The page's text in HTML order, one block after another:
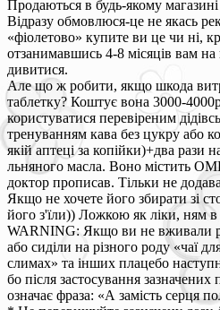
Продаються в будь-якому
Відразу обмовлюся-це не якась
«фіолетово» купите ви це чи ні,
отзанимавшись 4-8 місяців вам на
дивитися.
Але що ж робити, якщо шкода
таблетку? Коштує вона 3000-
користуватися перевіреним
тренуванням кава без цукру або
якій аптеці за копійки)+два рази
льняного масла. Воно містить
доктор прописав. Тільки не
Якщо не хочете його збирати зі
його з'їли)) Ложкою як ліки, ням в
WARNING: Якщо ви не вживали
або сиділи на різного роду «чаї
слимах» та інших плацебо
бо після застосування зазначених
означає фраза: «А замість серця